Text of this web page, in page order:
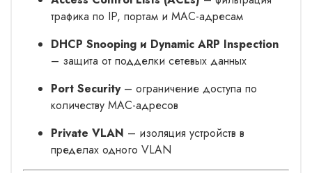
трафика по IP, портам и MAC-адресам
DHCP Snooping и Dynamic ARP Inspection
– защита от подделки сетевых данных
Port Security– ограничение доступа по
количеству MAC-адресов
Private VLAN – изоляция устройств в
пределах одного VLAN